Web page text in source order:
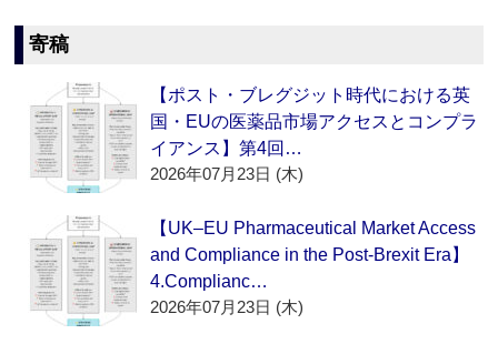
寄稿
【ポスト・ブレグジット時代における英
国・EUの医薬品市場アクセスとコンプラ
イアンス】第4回…
2026年07月23日 (木)
【UK–EU Pharmaceutical Market Access
and Compliance in the Post-Brexit Era】
4.Complianc…
2026年07月23日 (木)